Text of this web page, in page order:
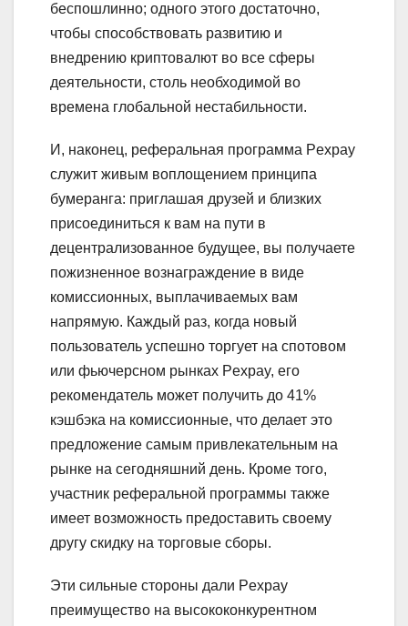
беспошлинно; одного этого достаточно,
чтобы способствовать развитию и
внедрению криптовалют во все сферы
деятельности, столь необходимой во
времена глобальной нестабильности.
И, наконец, реферальная программа Pexpay
служит живым воплощением принципа
бумеранга: приглашая друзей и близких
присоединиться к вам на пути в
децентрализованное будущее, вы получаете
пожизненное вознаграждение в виде
комиссионных, выплачиваемых вам
напрямую. Каждый раз, когда новый
пользователь успешно торгует на спотовом
или фьючерсном рынках Pexpay, его
рекомендатель может получить до 41%
кэшбэка на комиссионные, что делает это
предложение самым привлекательным на
рынке на сегодняшний день. Кроме того,
участник реферальной программы также
имеет возможность предоставить своему
другу скидку на торговые сборы.
Эти сильные стороны дали Pexpay
преимущество на высококонкурентном